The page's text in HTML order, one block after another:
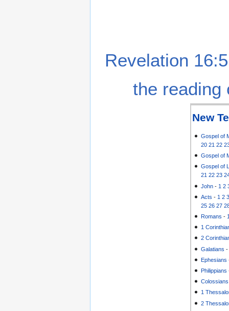
Revelation
the reading
New
Gospel of
20 21 22
Gospel of
Gospel of
21 22 23
John - 1 2
Acts - 1 2
25 26 27
Romans -
1
2
Galatians
Ephesians
Philippians
Colossians
1
2